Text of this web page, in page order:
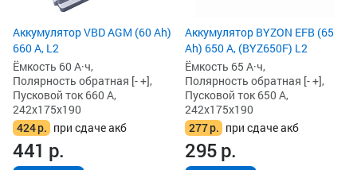
Аккумулятор VBD AGM (60 Ah)
660 А, L2
Ёмкость 60 А·ч,
Полярность обратная [- +],
Пусковой ток 660 А,
242x175x190
424р. при сдаче акб
441 р.
Аккумулятор BYZON EFB (65
Ah) 650 А, (BYZ650F) L2
Ёмкость 65 А·ч,
Полярность обратная [- +],
Пусковой ток 650 А,
242x175x190
277р. при сдаче акб
295р.